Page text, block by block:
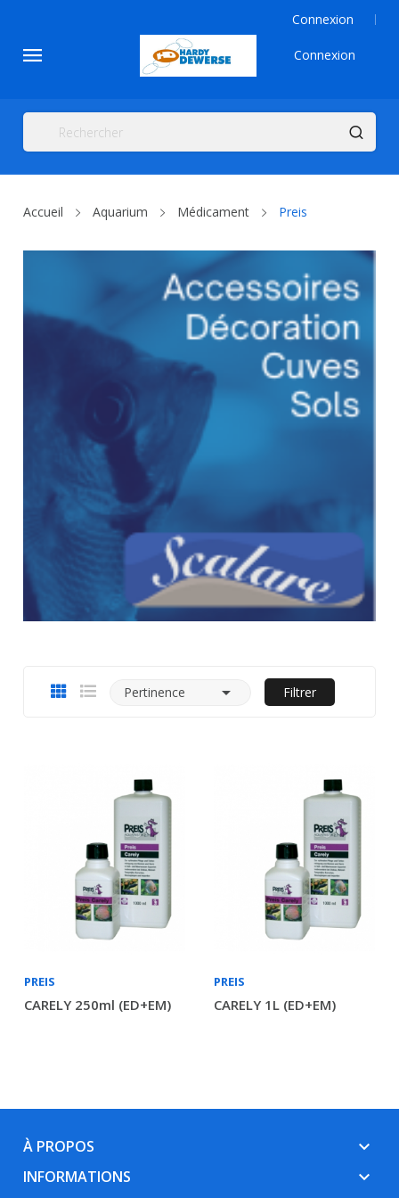
Connexion
Connexion
Accueil Aquarium Médicament Preis
Pertinence  Filtrer
PREIS
CARELY 250ml (ED+EM)
PREIS
CARELY 1L (ED+EM)
À PROPOS keyboard_arrow_down
INFORMATIONS keyboard_arrow_down